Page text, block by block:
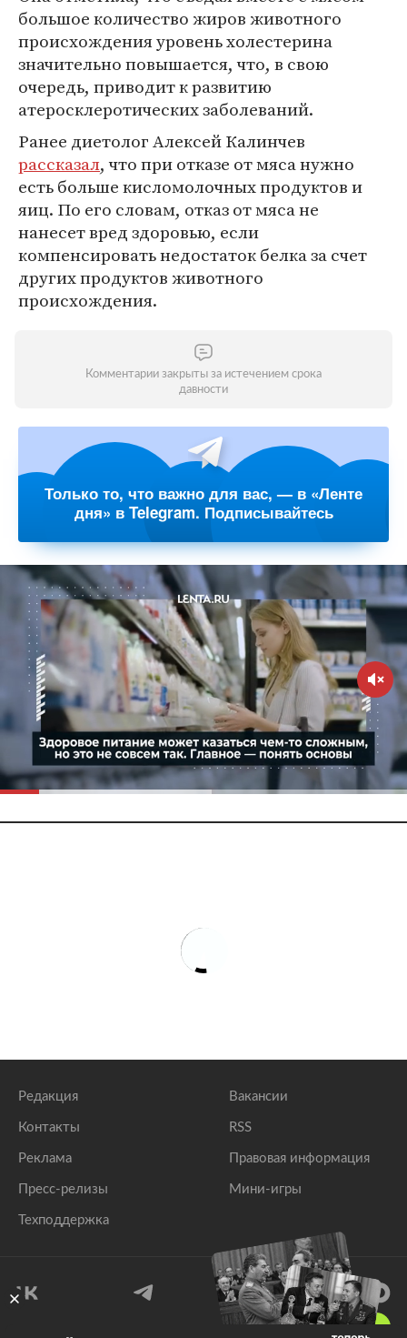
большое количество жиров животного
происхождения уровень холестерина
значительно повышается, что, в свою
очередь, приводит к развитию
атеросклеротических заболеваний.
Ранее диетолог Алексей Калинчев
рассказал, что при отказе от мяса нужно
есть больше кисломолочных продуктов и
яиц. По его словам, отказ от мяса не
нанесет вред здоровью, если
компенсировать недостаток белка за счет
других продуктов животного
происхождения.
Комментарии закрыты за истечением срока
давности
Только то, что важно для вас, — в «Ленте
дня» в Telegram. Подписывайтесь
Редакция
Контакты
Реклама
Пресс-релизы
Техподдержка
Вакансии
RSS
Правовая информация
Мини-игры